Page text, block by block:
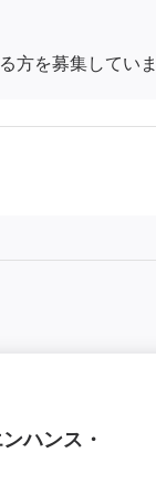
方を募集していま
ハンス・